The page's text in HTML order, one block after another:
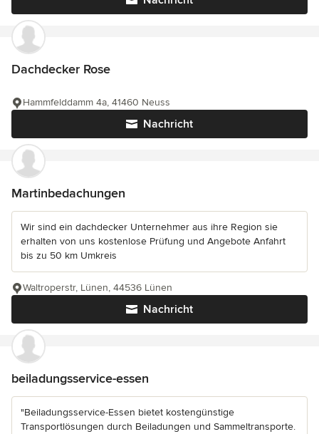
Dachdecker Rose
Nachricht
Hammfelddamm 4a, 41460 Neuss
Martinbedachungen
Wir sind ein dachdecker Unternehmer aus ihre Region sie
erhalten von uns kostenlose Prüfung und Angebote Anfahrt
bis zu 50 km Umkreis
Nachricht
Waltroperstr, Lünen, 44536 Lünen
beiladungsservice-essen
"Beiladungsservice-Essen bietet kostengünstige
Transportlösungen durch Beiladungen und Sammeltransporte.